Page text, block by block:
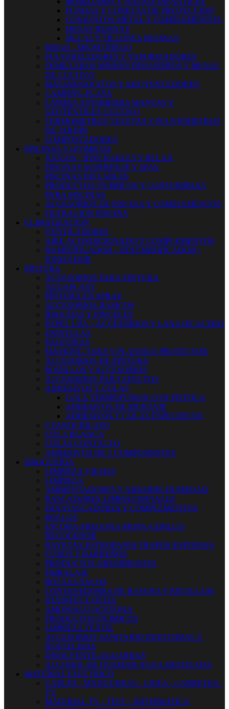
FUNDAS Y LONETAS DE PROTECCIÓN
CONJUNTOS METAL Y COMPLEMENTOS
MESAS RESINAS
SILLAS Y SILLONES RESINAS
RIEGO - MICRO RIEGO
PULVERIZADORES Y VAPORIZADORES
SEMILLEROS MINIINVERNADEROS Y MESAS
DE CULTIVO
MATAMOSQUITOS Y AHUYENTADORES
CAMPING-PLAYA
LÁMINA ANTIHIERBA MANTAS Y
GEOTÉXTILES CULTIVO
TERMOMETROS VELETAS Y PLUVIÓMETROS
DE JARDÍN
COMPOSTADORES
PISCINAS Y QUIMICOS
JUEGOS - HINCHABLES Y RELAX
PISCINAS SUPERFICIE Y SPAS
PISCINAS INFLABLES
PRODUCTOS QUIMICOS Y CONSUMIBLES
PARA PISCINAS
ACCESORIOS DE PISCINA Y COMPLEMENTOS
FILTRACION PISCINA
CLIMATIZACION
VENTILADORES
AIRE ACONDICIONADO Y COMPLEMENTOS
HUMIDIFICADOR - DESUMIDIFICADOR -
IONIZADOR
PINTURA
ACCESORIOS PARA PINTURA
AGUAPLAST
PINTURA EN SPRAY
ACCESORIOS BASICOS
BROCHAS Y PINCELES
PAPEL LIJA + ACCESORIOS Y LANA DE ACERO
ESPATULAS
PALETINAS
MASKING TAKE Y PLASTICO PROTECTOR
ACCESORIOS DE PINTURA
RODILLOS Y ACCESORIOS
ACCESORIOS PARA EFECTOS
ADHESIVOS Y COLAS
COLA TERMOFUSION CON PISTOLA
ADHESIVOS DE MONTAJE
ADHESIVOS Y COLAS ESPECIFICOS
CYANOCRILATO
COLA BLANCA
COLAS CONTACTO
ADHESIVOS DE 2 COMPONENTES
DROGUERIA
LIMPIEZA VILEDA
LIMPIEZA
AMBIENTADORES Y ABSORBE HUMEDAD
RASCADORES-LIMPIACRISTALES
DESATASCADORES Y COMPLEMENTOS
ROLLOS
ESCOBA-FREGONA-MOPA-CEPILLO-
RECOGEDOR
BAYETAS-ESTROPAJOS-TRAPOS-ESPONJAS
CUBOS Y BARREÑOS
PRODUCTOS ABSORBENTES
EMBALAJE
BOLSAS-SACOS
CONTENEDORES DE BASURA Y RECICLAJE
DESINFECTANTES
AMONIACO ACETONA
PRODUCTOS QUIMICOS
LIMPIEZA TEXTIL
ACCESORIOS SANITARIO INDUSTRIAL Y
HOSTELERIA
DISOLVENTE-AGUARRAS
ALCOHOL DE QUEMAR-AGUA DESTILADA
MATERIAL ELECTRICO
CABLES - MANGUERAS - LINEA - CARRETES -
TV
MATERIAL TV - TELF - INFORMATICA